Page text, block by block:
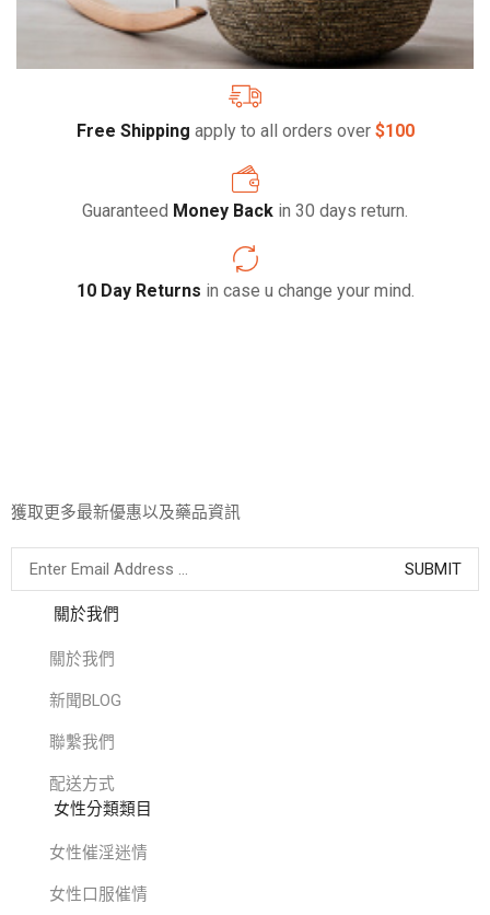
Free Shipping apply to all orders over $100
Guaranteed Money Back in 30 days return.
10 Day Returns in case u change your mind.
獲取更多最新優惠以及藥品資訊
關於我們
關於我們
新聞BLOG
聯繫我們
配送方式
女性分類類目
女性催淫迷情
女性口服催情